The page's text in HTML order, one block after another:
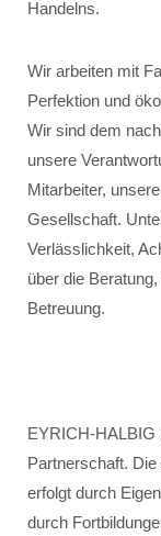
Handelns.
Wir arbeiten mit
Perfektion und
Wir sind dem
unsere
Mitarbeiter,
Gesellschaft.
Verlässlichkeit,
über die
Betreuung.
EYRICH-HALBIG
Partnerschaft.
erfolgt durch
durch